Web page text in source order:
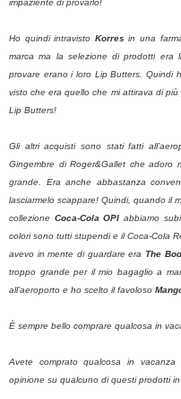
impaziente di provarlo!
Ho quindi intravisto Korres in una
marca ma la selezione di prodotti era
provare erano i loro Lip Butters. Quindi
visto che era quello che mi attirava di
Lip Butters!
Gli altri acquisti sono stati fatti
Gingembre di Roger&Gallet che
grande. Era anche abbastanza
lasciarmelo scappare! Quindi, quando il
collezione Coca-Cola OPI abbiamo
colori sono tutti stupendi e il Coca-Cola
avevo in mente di guardare era The
troppo grande per il mio bagaglio a
all’aeroporto e ho scelto il favoloso
È sempre bello comprare qualcosa in
Avete comprato qualcosa in
opinione su qualcuno di questi prodotti